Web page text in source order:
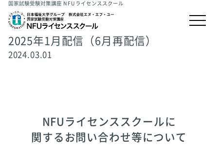
国家試験受験対策講座 NFUライセンススクール
2025年1月配信（6月再配信）
2024.03.01
NFUライセンススクールに
関するお問い合わせ等について